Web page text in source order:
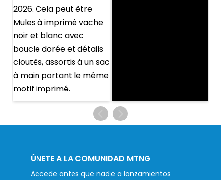
ÚNETE A LA COMUNIDAD MTNG
Accede antes que nadie a lanzamientos